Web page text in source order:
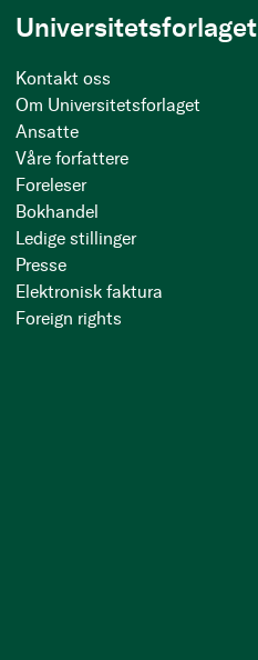
Universitetsforlaget
Kontakt oss
Om Universitetsforlaget
Ansatte
Våre forfattere
Foreleser
Bokhandel
Ledige stillinger
Presse
Elektronisk faktura
Foreign rights